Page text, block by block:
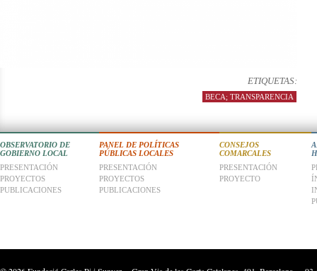
ETIQUETAS:
BECA; TRANSPARENCIA
CONSEJOS
COMARCALES
PRESENTACIÓN
PROYECTO
PANEL DE POLÍTICAS
PÚBLICAS LOCALES
PRESENTACIÓN
PROYECTOS
PUBLICACIONES
OBSERVATORIO DE
GOBIERNO LOCAL
PRESENTACIÓN
PROYECTOS
PUBLICACIONES